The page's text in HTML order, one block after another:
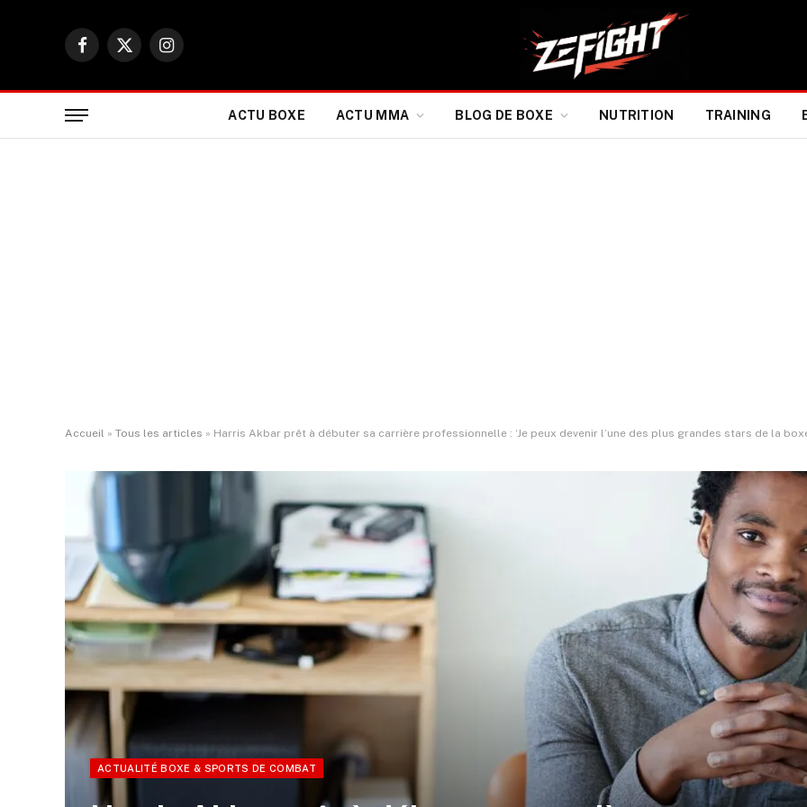
Facebook
X
Instagram
ACTU BOXE ACTU MMA BLOG DE BOXE NUTRITION TRAINING
Accueil » Tous les articles » Harris Akbar prêt à débuter sa carrière professionnelle : ‘Je peux devenir l’une des plus grandes stars de la
ACTUALITÉ BOXE & SPORTS DE COMBAT